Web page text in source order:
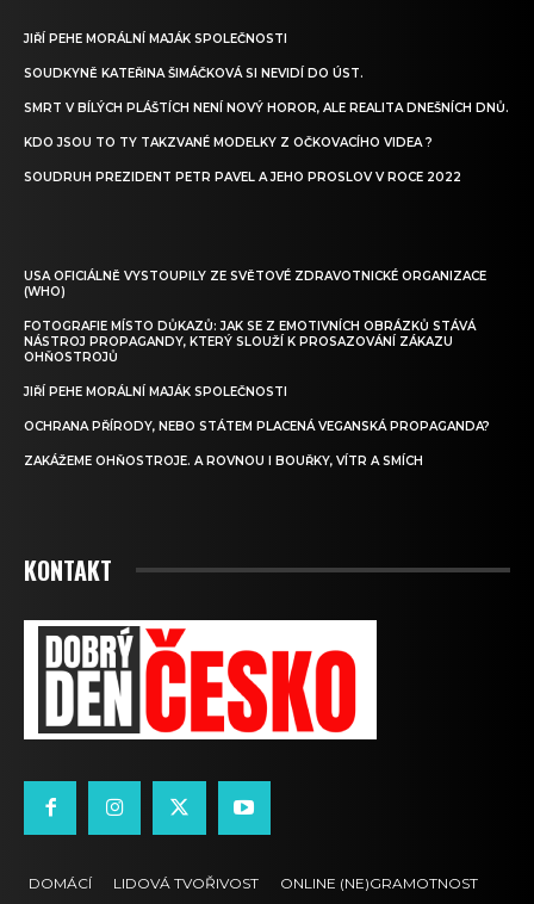
JIŘÍ PEHE MORÁLNÍ MAJÁK SPOLEČNOSTI
SOUDKYNĚ KATEŘINA ŠIMÁČKOVÁ SI NEVIDÍ DO ÚST.
SMRT V BÍLÝCH PLÁŠTÍCH NENÍ NOVÝ HOROR, ALE REALITA DNEŠNÍCH DNŮ.
KDO JSOU TO TY TAKZVANÉ MODELKY Z OČKOVACÍHO VIDEA ?
SOUDRUH PREZIDENT PETR PAVEL A JEHO PROSLOV V ROCE 2022
USA OFICIÁLNĚ VYSTOUPILY ZE SVĚTOVÉ ZDRAVOTNICKÉ ORGANIZACE
(WHO)
FOTOGRAFIE MÍSTO DŮKAZŮ: JAK SE Z EMOTIVNÍCH OBRÁZKŮ STÁVÁ
NÁSTROJ PROPAGANDY, KTERÝ SLOUŽÍ K PROSAZOVÁNÍ ZÁKAZU
OHŇOSTROJŮ
JIŘÍ PEHE MORÁLNÍ MAJÁK SPOLEČNOSTI
OCHRANA PŘÍRODY, NEBO STÁTEM PLACENÁ VEGANSKÁ PROPAGANDA?
ZAKÁŽEME OHŇOSTROJE. A ROVNOU I BOUŘKY, VÍTR A SMÍCH
KONTAKT
DOMÁCÍ LIDOVÁ TVOŘIVOST ONLINE (NE)GRAMOTNOST